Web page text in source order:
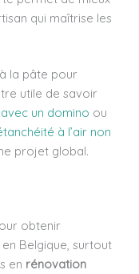
qui maîtrise les
la pâte pour
utile de savoir
un domino ou
à l’air non
projet global.
obtenir
Belgique, surtout
en rénovation